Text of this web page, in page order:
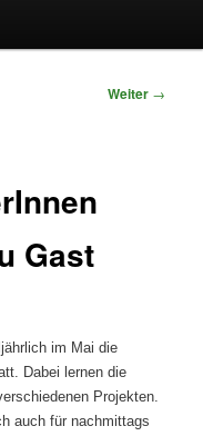
Weiter →
Gast
im Mai die
Dabei lernen die
Projekten.
auch für nachmittags